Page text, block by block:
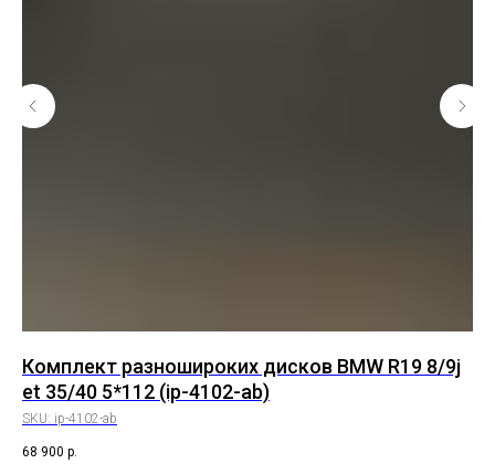
Комплект разношироких дисков BMW R19 8/9j
et 35/40 5*112 (ip-4102-ab)
SKU: ip-4102-ab
68 900 р.